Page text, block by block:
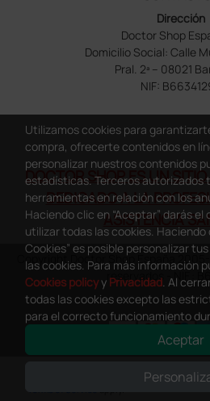
Dirección
Doctor Shop
Domicilio Social: Calle
Pral. 2ª – 08021
NIF:
DOCTOR SHOP ES UN SITIO
DEDICADO A LA
ASISTENCIA
Copyright Doctor Shop España
reservados - NIF.:
This site is protected by reCAPTCHA and
Utilizamos cookies para
compra, ofrecerte contenidos en
personalizar nuestros contenidos
estadísticas. Terceros autorizados
herramientas en relación con los
Haciendo clic en “Aceptar” darás
utilizar todas las cookies. Haciendo
Cookies” es posible personalizar
las cookies. Para más información
Cookies policyy Privacidad. Al
todas las cookies excepto las
para el correcto funcionamiento
Aceptar